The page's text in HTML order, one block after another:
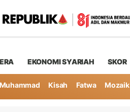
EKONOMI SYARIAH SKOR
Kisah Fatwa Mozaik